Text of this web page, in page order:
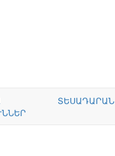
ՏԵՍԱԴԱՐԱՆ